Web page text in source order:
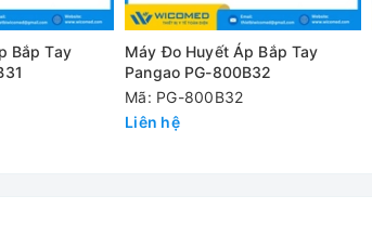
Đo dao động (Oscillometric)
30 – 280 mmHg
40 – 199 nhịp/phút
Bắp Tay
Máy Đo Huyết Áp Bắp Tay
Pangao PG-800B32
Mã: PG-800B32
Liên hệ